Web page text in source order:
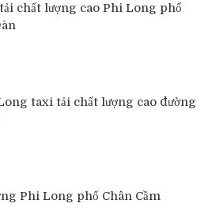
chất lượng cao Phi Long phố
taxi tải chất lượng cao đường
Phi Long phố Chân Cầm